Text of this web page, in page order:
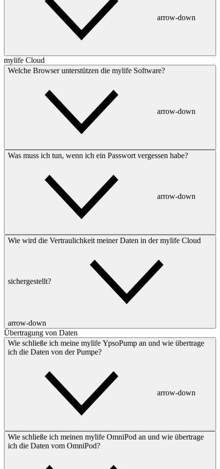
arrow-down
mylife Cloud
Welche Browser unterstützen die mylife Software?
arrow-down
Was muss ich tun, wenn ich ein Passwort vergessen habe?
arrow-down
Wie wird die Vertraulichkeit meiner Daten in der mylife Cloud
sichergestellt?
arrow-down
Übertragung von Daten
Wie schließe ich meine mylife YpsoPump an und wie übertrage
ich die Daten von der Pumpe?
arrow-down
Wie schließe ich meinen mylife OmniPod an und wie übertrage
ich die Daten vom OmniPod?